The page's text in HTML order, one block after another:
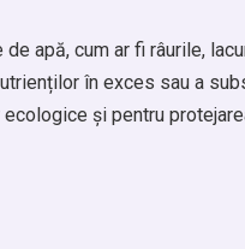
apă, cum ar fi râurile,
în exces sau a
și pentru